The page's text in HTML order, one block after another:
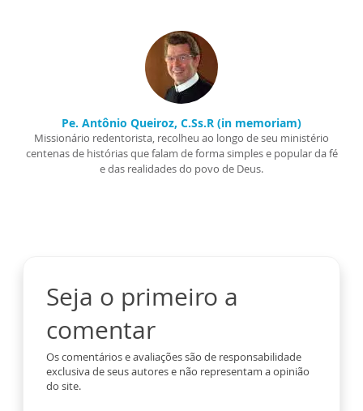
Pe. Antônio Queiroz, C.Ss.R (in memoriam)
Missionário redentorista, recolheu ao longo de seu ministério
centenas de histórias que falam de forma simples e popular da fé
e das realidades do povo de Deus.
Seja o primeiro a
comentar
Os comentários e avaliações são de responsabilidade
exclusiva de seus autores e não representam a opinião
do site.